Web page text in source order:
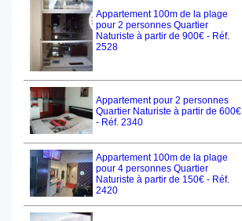
Appartement 100m de la plage
pour 2 personnes Quartier
Naturiste à partir de 900€ - Réf.
2528
Appartement pour 2 personnes
Quartier Naturiste à partir de 600€
- Réf. 2340
Appartement 100m de la plage
pour 4 personnes Quartier
Naturiste à partir de 150€ - Réf.
2420